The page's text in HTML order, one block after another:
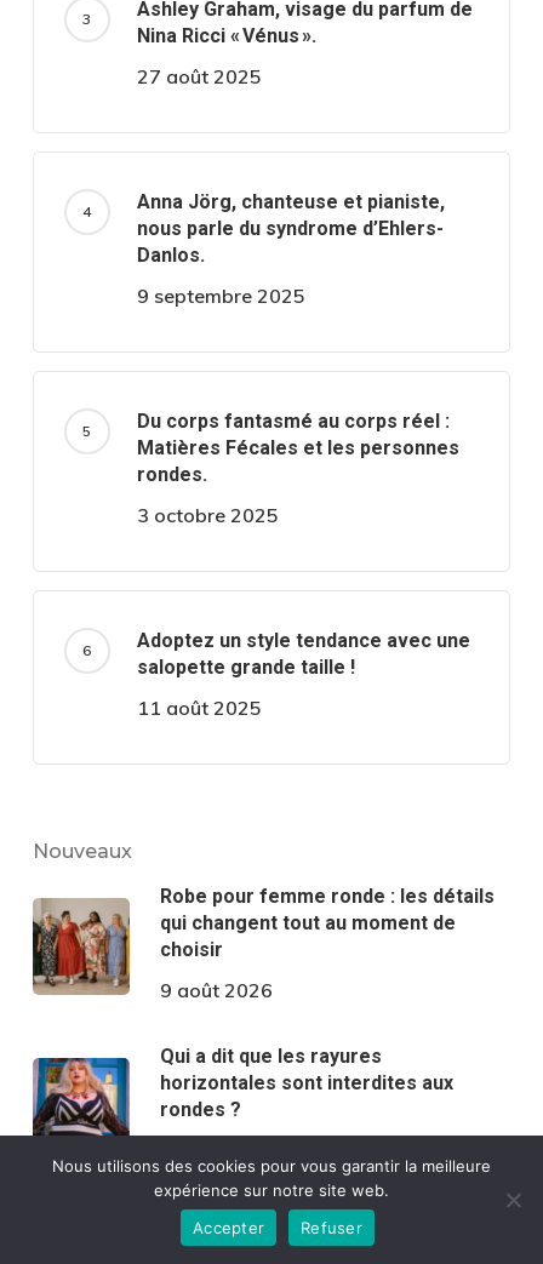
Ashley Graham, visage du parfum de
Nina Ricci « Vénus ».
27 août 2025
Anna Jörg, chanteuse et pianiste,
nous parle du syndrome d’Ehlers-
Danlos.
9 septembre 2025
Du corps fantasmé au corps réel :
Matières Fécales et les personnes
rondes.
3 octobre 2025
Adoptez un style tendance avec une
salopette grande taille !
11 août 2025
Nouveaux
Robe pour femme ronde : les détails
qui changent tout au moment de
choisir
9 août 2026
Qui a dit que les rayures
horizontales sont interdites aux
rondes ?
Comment choisir la bonne taille de
vêtements sans se fier uniquement
Nous utilisons des cookies pour vous garantir la meilleure
expérience sur notre site web.
Accepter
Refuser